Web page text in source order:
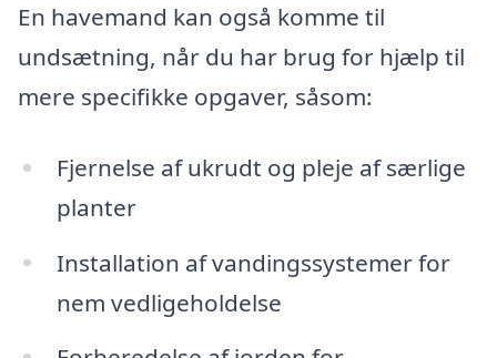
En havemand kan også komme til
undsætning, når du har brug for hjælp til
mere specifikke opgaver, såsom:
Fjernelse af ukrudt og pleje af særlige
planter
Installation af vandingssystemer for
nem vedligeholdelse